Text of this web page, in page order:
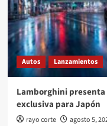
Autos Lanzamientos
Lamborghini
exclusiva para Japón
rayo corte agosto 5,